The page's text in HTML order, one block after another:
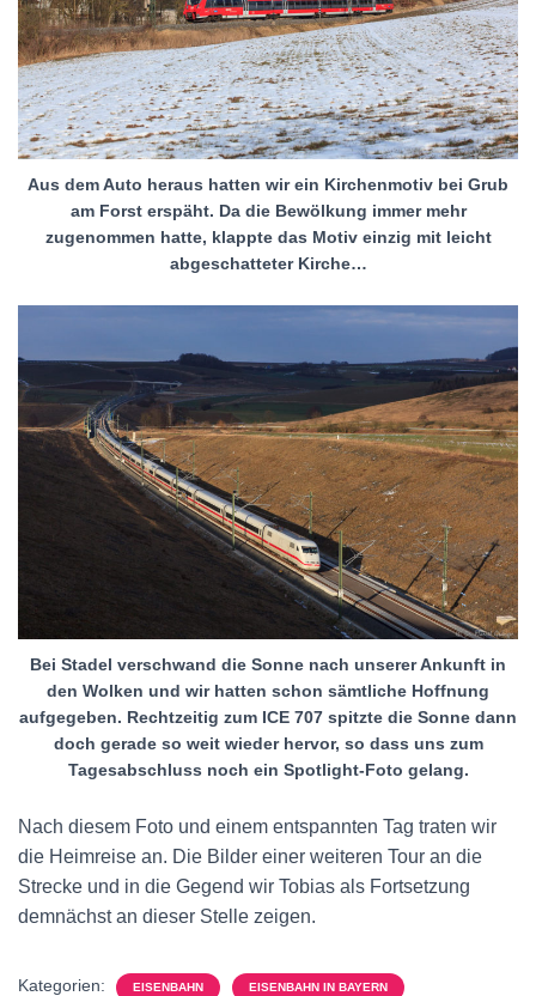
Aus dem Auto heraus hatten wir ein Kirchenmotiv bei Grub
am Forst erspäht. Da die Bewölkung immer mehr
zugenommen hatte, klappte das Motiv einzig mit leicht
abgeschatteter Kirche…
Bei Stadel verschwand die Sonne nach unserer Ankunft in
den Wolken und wir hatten schon sämtliche Hoffnung
aufgegeben. Rechtzeitig zum ICE 707 spitzte die Sonne dann
doch gerade so weit wieder hervor, so dass uns zum
Tagesabschluss noch ein Spotlight-Foto gelang.
Nach diesem Foto und einem entspannten Tag traten wir
die Heimreise an. Die Bilder einer weiteren Tour an die
Strecke und in die Gegend wir Tobias als Fortsetzung
demnächst an dieser Stelle zeigen.
Kategorien: EISENBAHN EISENBAHN IN BAYERN